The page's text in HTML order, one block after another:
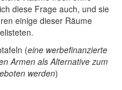
diese Frage auch, und sie
einige dieser Räume
(eine werbefinanzierte
Armen als Alternative zum
werden)